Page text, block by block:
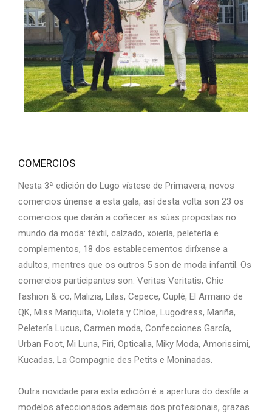
COMERCIOS
Nesta 3ª edición do Lugo vístese de Primavera, novos
comercios únense a esta gala, así desta volta son 23 os
comercios que darán a coñecer as súas propostas no
mundo da moda: téxtil, calzado, xoiería, peletería e
complementos, 18 dos establecementos diríxense a
adultos, mentres que os outros 5 son de moda infantil. Os
comercios participantes son: Veritas Veritatis, Chic
fashion & co, Malizia, Lilas, Cepece, Cuplé, El Armario de
QK, Miss Mariquita, Violeta y Chloe, Lugodress, Mariña,
Peletería Lucus, Carmen moda, Confecciones García,
Urban Foot, Mi Luna, Firi, Opticalia, Miky Moda, Amorissimi,
Kucadas, La Compagnie des Petits e Moninadas.
Outra novidade para esta edición é a apertura do desfile a
modelos afeccionados ademais dos profesionais, grazas